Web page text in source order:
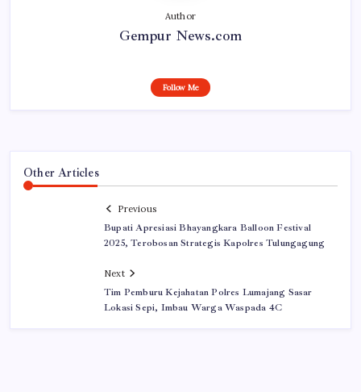
Author
Gempur News.com
Follow Me
Other Articles
Previous
Bupati Apresiasi Bhayangkara Balloon Festival
2025, Terobosan Strategis Kapolres Tulungagung
Next
Tim Pemburu Kejahatan Polres Lumajang Sasar
Lokasi Sepi, Imbau Warga Waspada 4C